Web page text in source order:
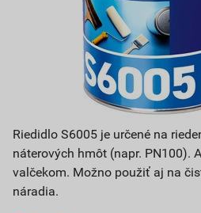
Riedidlo S6005 je určené na
náterových hmôt (napr. PN100).
valčekom. Možno použiť aj na
náradia.